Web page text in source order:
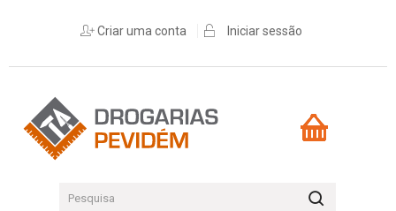
Criar uma conta Iniciar sessão